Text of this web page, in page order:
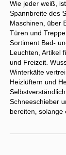
Wie jeder weiß, ist
Spannbreite des
Maschinen, über
Türen und
Sortiment Bad-
Leuchten, Artikel
und Freizeit.
Winterkälte
Heizlüftern und
Schneeschieber
bereiten, solange